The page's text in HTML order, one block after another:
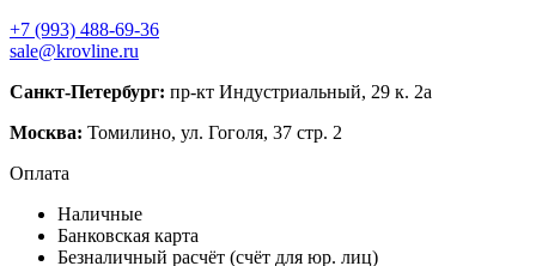
+7 (993) 488-69-36
sale@krovline.ru
Санкт-Петербург: пр-кт Индустриальный, 29 к. 2а
Москва: Томилино, ул. Гоголя, 37 стр. 2
Оплата
Наличные
Банковская карта
Безналичный расчёт (счёт для юр. лиц)